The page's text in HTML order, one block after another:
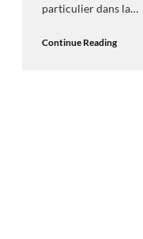
particulier dans la…
Continue Reading